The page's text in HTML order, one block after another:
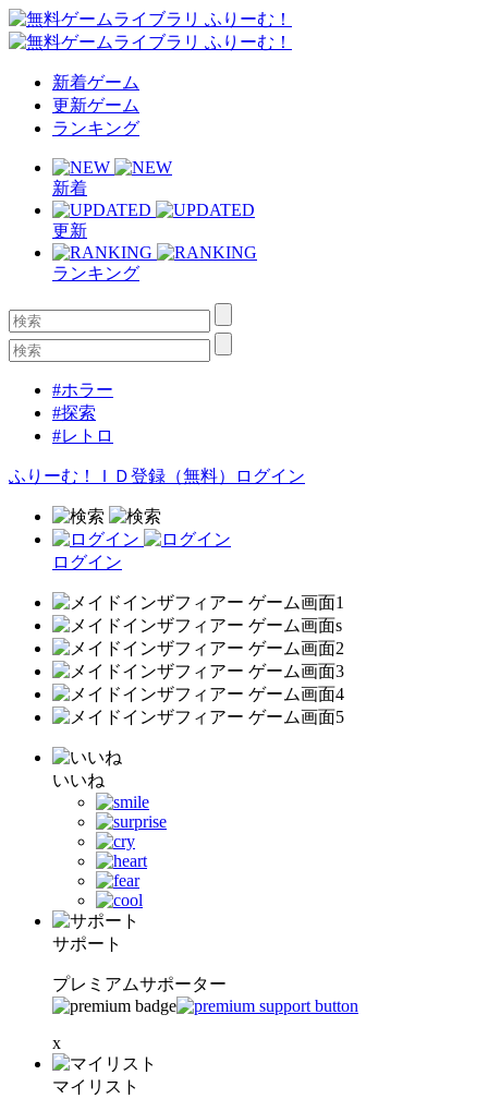
新着ゲーム
更新ゲーム
ランキング
新着
更新
ランキング
#ホラー
#探索
#レトロ
ふりーむ！ＩＤ登録（無料） ログイン
ログイン
いいね
サポート
プレミアムサポーター
x
マイリスト